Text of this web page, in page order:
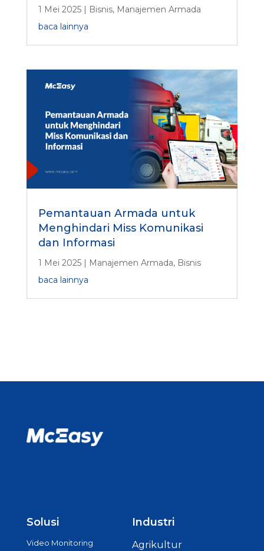
1 Mei 2025| Bisnis, Manajemen Armada
baca lainnya
Pemantauan Armada untuk
Menghindari Miss Komunikasi
dan Informasi
1 Mei 2025| Manajemen Armada, Bisnis
baca lainnya
Solusi
Video Monitoring
Industri
Agrikultur